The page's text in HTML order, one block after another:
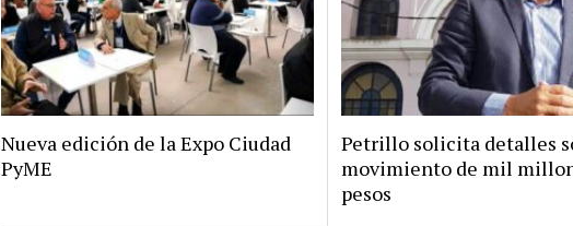
Nueva edición de la Expo Ciudad
PyME
Petrillo solicita detalles
movimiento de mil
pesos